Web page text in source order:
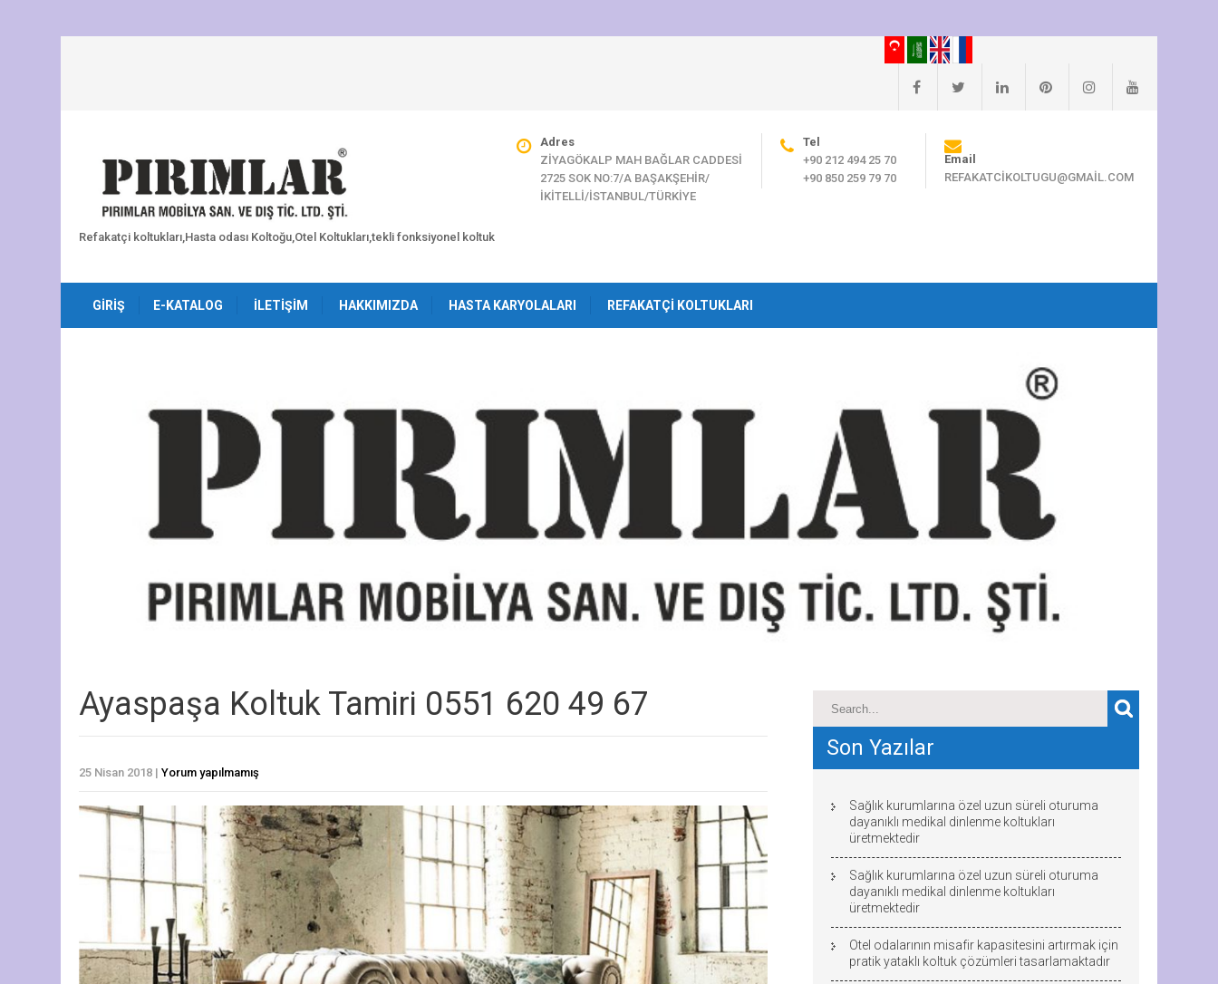
Refakatçi koltukları,Hasta odası Koltoğu,Otel Koltukları,tekli fonksiyonel koltuk
Adres
ZİYAGÖKALP MAH BAĞLAR CADDESİ
2725 SOK NO:7/A BAŞAKŞEHİR/
İKİTELLİ/İSTANBUL/TÜRKİYE
Tel
+90 212 494 25 70
+90 850 259 79 70
Email
REFAKATCIKOLTUGU@GMAIL.COM
GIRIŞ E-KATALOG İLETIŞIM HAKKIMIZDA HASTA KARYOLALARI REFAKATÇI KOLTUKLARI
Ayaspaşa Koltuk Tamiri 0551 620 49 67
25 Nisan 2018 | Yorum yapılmamış
Son Yazılar
Sağlık kurumlarına özel uzun süreli oturuma
dayanıklı medikal dinlenme koltukları
üretmektedir
Sağlık kurumlarına özel uzun süreli oturuma
dayanıklı medikal dinlenme koltukları
üretmektedir
Otel odalarının misafir kapasitesini artırmak için
pratik yataklı koltuk çözümleri tasarlamaktadır